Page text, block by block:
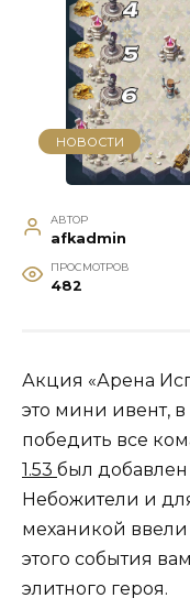
НОВОСТИ
АВТОР
afkadmin
ПРОСМОТРОВ
482
Акция «Арена
это мини ивент,
победить все
1.53 был
Небожители и
механикой ввели
этого события
элитного героя.